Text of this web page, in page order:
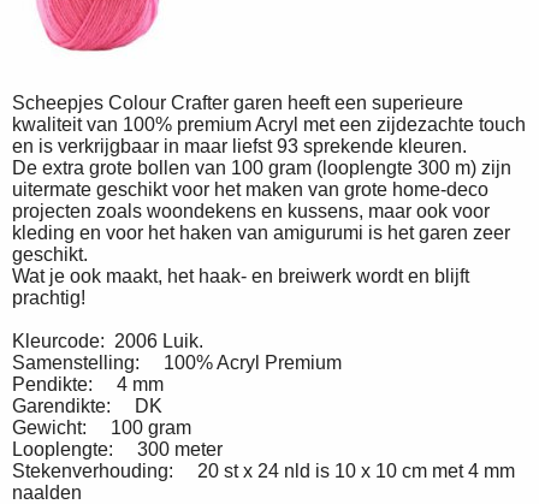
Scheepjes Colour Crafter garen heeft een superieure
kwaliteit van 100% premium Acryl met een zijdezachte touch
en is verkrijgbaar in maar liefst 93 sprekende kleuren.
De extra grote bollen van 100 gram (looplengte 300 m) zijn
uitermate geschikt voor het maken van grote home-deco
projecten zoals woondekens en kussens, maar ook voor
kleding en voor het haken van amigurumi is het garen zeer
geschikt.
Wat je ook maakt, het haak- en breiwerk wordt en blijft
prachtig!
Kleurcode: 2006 Luik.
Samenstelling: 100% Acryl Premium
Pendikte: 4 mm
Garendikte: DK
Gewicht: 100 gram
Looplengte: 300 meter
Stekenverhouding: 20 st x 24 nld is 10 x 10 cm met 4 mm
naalden